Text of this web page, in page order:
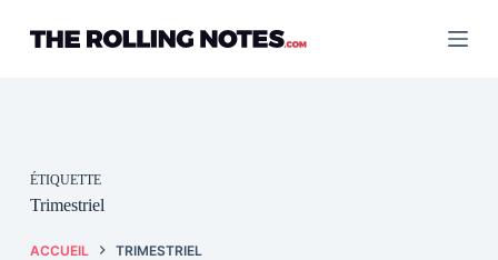
contenu
ÉTIQUETTE
Trimestriel
ACCUEIL TRIMESTRIEL